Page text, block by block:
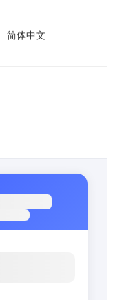
简体中文